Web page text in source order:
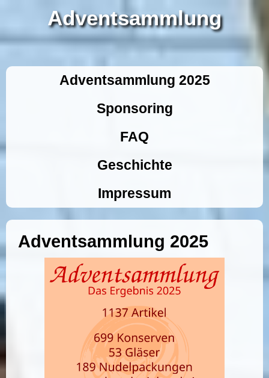
Adventsammlung
Adventsammlung 2025
Sponsoring
FAQ
Geschichte
Impressum
Adventsammlung 2025